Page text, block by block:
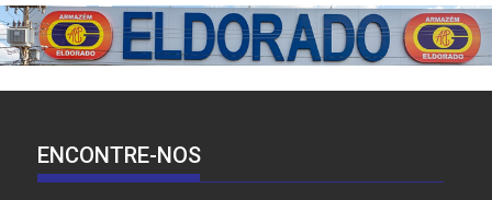
ENCONTRE-NOS